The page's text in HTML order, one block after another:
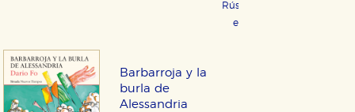
Rústica 16,95 €
eBook 9,99 €
Barbarroja y la
burla de
Alessandria